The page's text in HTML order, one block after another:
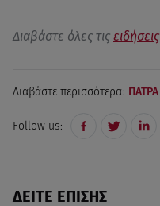
Διαβάστε όλες τις ειδήσεις
Διαβάστε περισσότερα: ΠΑΤΡΑ
Follow us:
ΔΕΙΤΕ ΕΠΙΣΗΣ